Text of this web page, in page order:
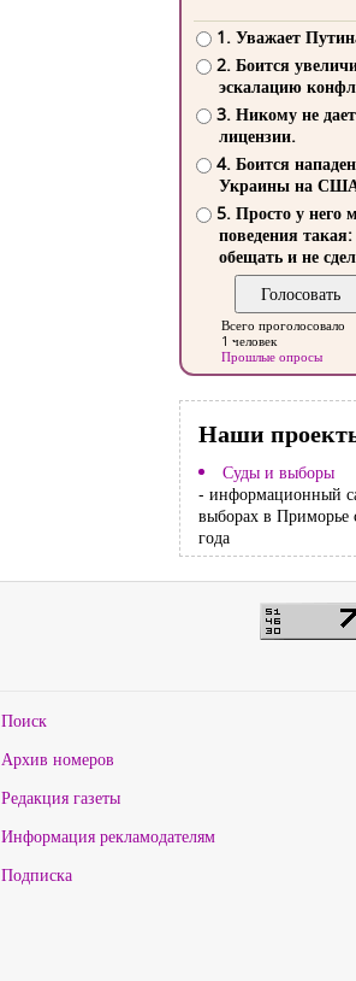
1. Уважает
2. Боится
эскалацию
3. Никому не
лицензии.
4. Боится
Украины на
5. Просто у него
поведения такая:
обещать и не
Всего проголосовало
1 человек
Прошлые опросы
Наши
Суды и выборы
- информационный
выборах в Приморье
года
Поиск
Архив номеров
Редакция газеты
Информация рекламодателям
Подписка